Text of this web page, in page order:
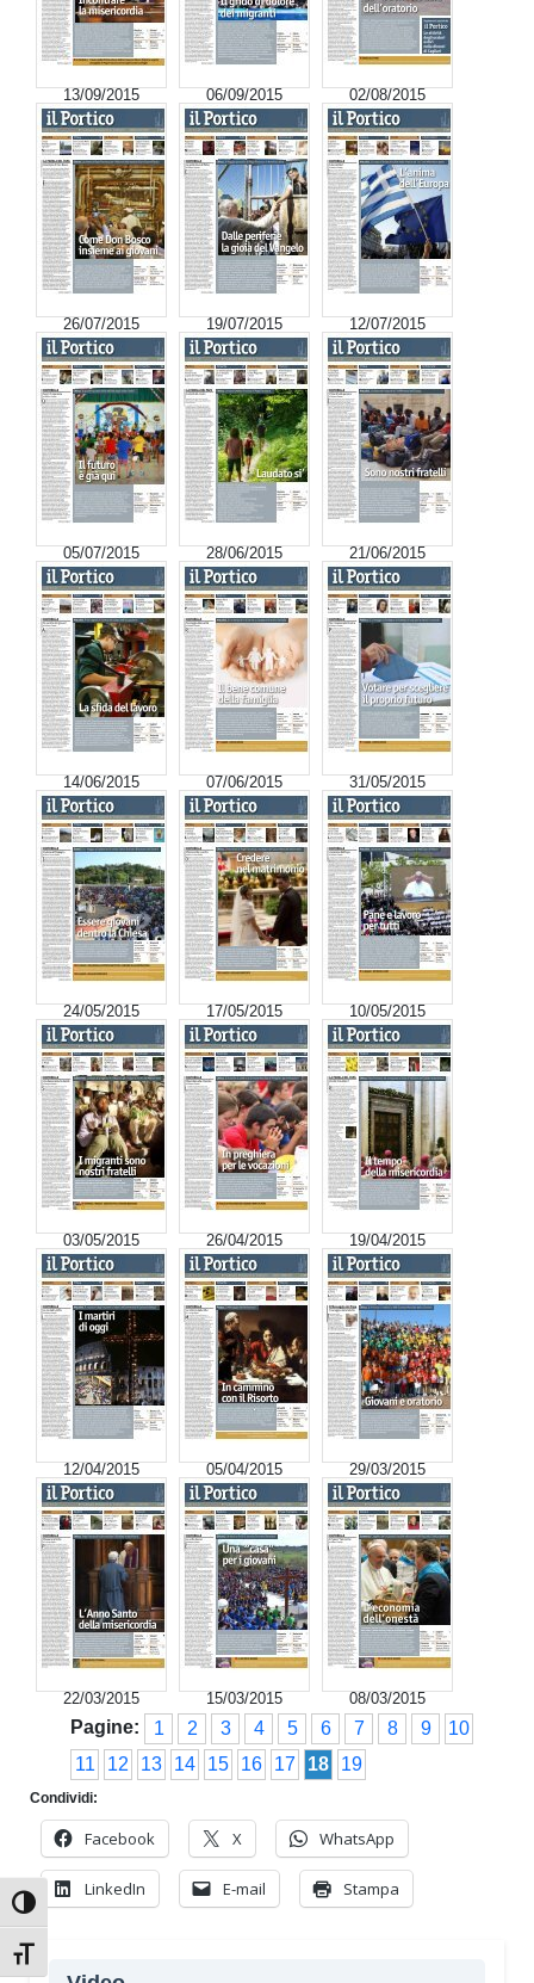
Attiva/disattiva alto contrasto
Attiva/disattiva dimensione testo
13/09/2015 06/09/2015 02/08/2015
26/07/2015 19/07/2015 12/07/2015
05/07/2015 28/06/2015 21/06/2015
14/06/2015 07/06/2015 31/05/2015
24/05/2015 17/05/2015 10/05/2015
03/05/2015 26/04/2015 19/04/2015
12/04/2015 05/04/2015 29/03/2015
22/03/2015 15/03/2015 08/03/2015
Pagine: 1 2 3 4 5 6 7 8 9
10
11
12 13 14 15 16 17 18 19
Condividi:
Facebook X WhatsApp
LinkedIn E-mail Stampa